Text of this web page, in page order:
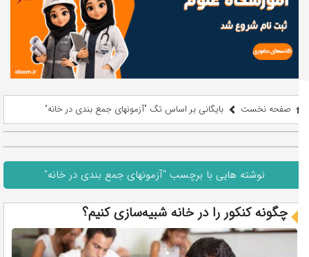
صفحه نخست بایگانی بر اساس تگ "آزمونهای جمع بندی در خانه"
نوشته هایی با برچسب "آزمونهای جمع بندی در خانه"
چگونه کنکور را د‌ر خانه شبیه‌سازی کنیم؟